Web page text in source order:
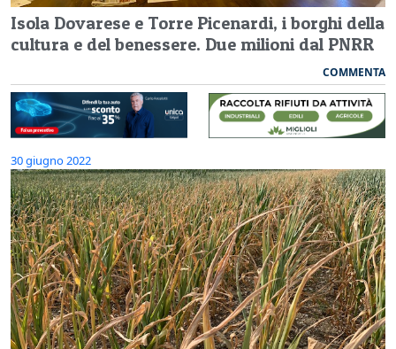
Isola Dovarese e Torre Picenardi, i borghi della
cultura e del benessere. Due milioni dal PNRR
COMMENTA
30 giugno 2022